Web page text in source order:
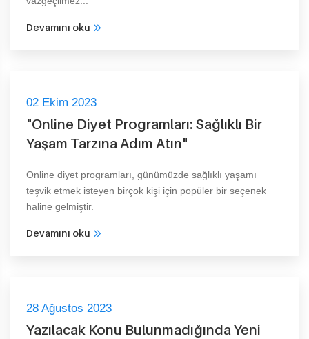
Devamını oku
02 Ekim 2023
"Online Diyet Programları: Sağlıklı Bir
Yaşam Tarzına Adım Atın"
Online diyet programları, günümüzde sağlıklı yaşamı
teşvik etmek isteyen birçok kişi için popüler bir seçenek
haline gelmiştir.
Devamını oku
28 Ağustos 2023
Yazılacak Konu Bulunmadığında Yeni